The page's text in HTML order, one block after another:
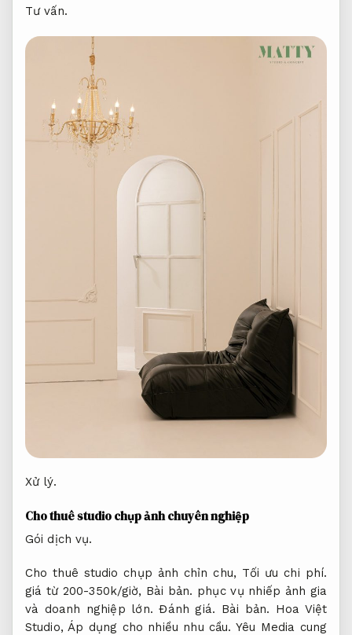
Tư vấn.
Xử lý.
Cho thuê studio chụp ảnh chuyên nghiệp
Gói dịch vụ.
Cho thuê studio chụp ảnh chỉn chu, Tối ưu chi phí.
giá từ 200-350k/giờ, Bài bản. phục vụ nhiếp ảnh gia
và doanh nghiệp lớn.Đánh giá. Bài bản. Hoa Việt
Studio,Áp dụng cho nhiều nhu cầu. Yêu Media cung